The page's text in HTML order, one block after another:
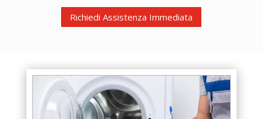
Richiedi Assistenza Immediata